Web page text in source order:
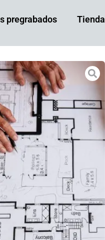
pregrabados Tienda